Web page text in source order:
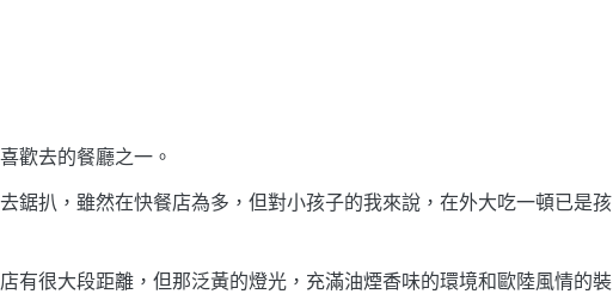
歡去的餐廳之一。
鋸扒，雖然在快餐店為多，但對小孩子的我來說，在外大吃一頓已是孩
有很大段距離，但那泛黃的燈光，充滿油煙香味的環境和歐陸風情的裝